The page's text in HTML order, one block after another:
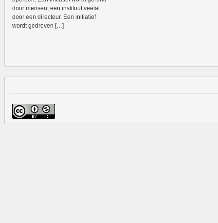
door mensen, een instituut veelal
door een directeur. Een initiatief
wordt gedreven […]